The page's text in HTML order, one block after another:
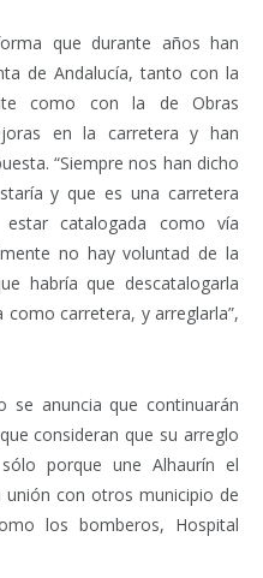
que durante años han
de Andalucía, tanto con la
como con la de Obras
en la carretera y han
“Siempre nos han dicho
y que es una carretera
catalogada como vía
no hay voluntad de la
habría que descatalogarla
carretera, y arreglarla”,
se anuncia que continuarán
consideran que su arreglo
porque une Alhaurín el
unión con otros municipio de
los bomberos, Hospital